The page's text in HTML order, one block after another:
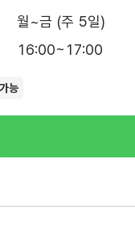
월~금 (주 5일)
16:00~17:00
능